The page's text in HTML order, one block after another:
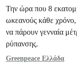
την
χρήσης
Την ώρα που 8
ωκεανούς κάθε
να πάρουν γενναία
ρύπανσης.
Greenpeace Ελλάδα